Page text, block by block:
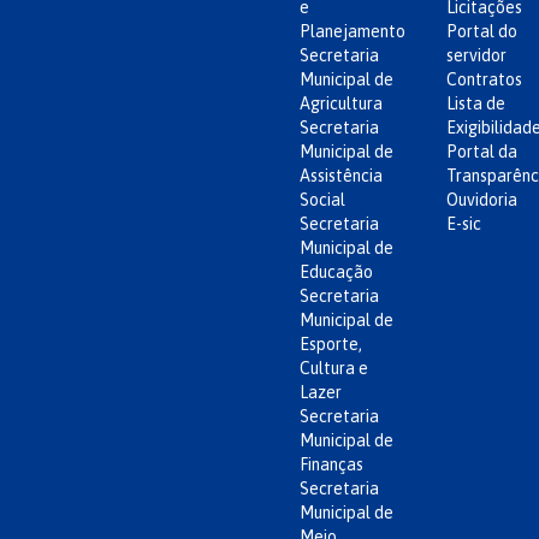
e
Planejamento
Secretaria
Municipal de
Agricultura
Secretaria
Municipal de
Assistência
Social
Secretaria
Municipal de
Educação
Secretaria
Municipal de
Esporte,
Cultura e
Lazer
Secretaria
Municipal de
Finanças
Secretaria
Municipal de
Licitações
Portal do
servidor
Contratos
Lista de
Portal da
Ouvidoria
E-sic